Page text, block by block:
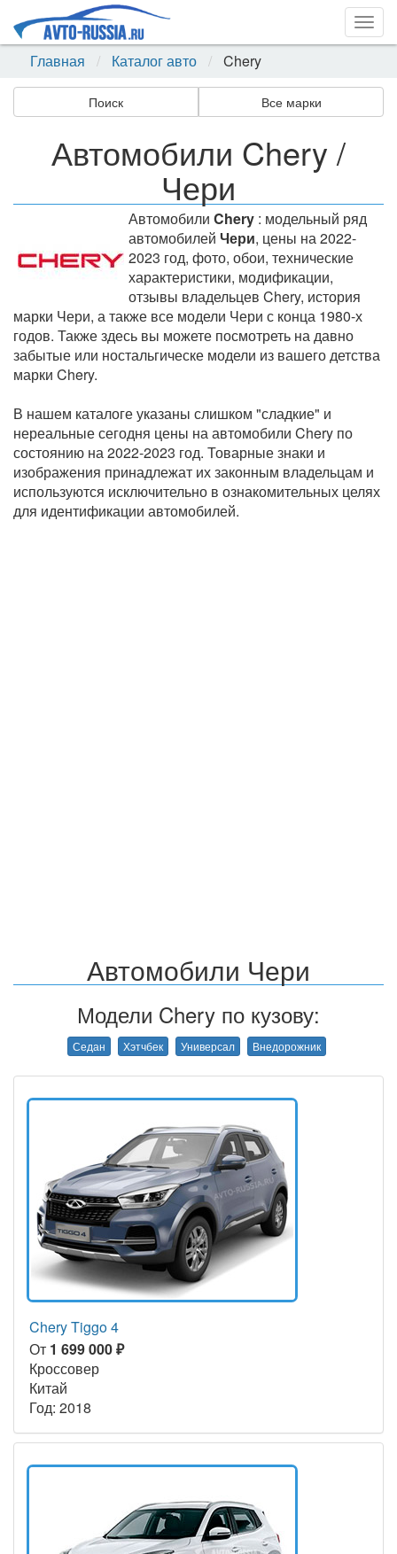
Главная
Каталог авто Chery
Поиск Все марки
Автомобили Chery /
Чери
Автомобили Chery : модельный ряд
автомобилей Чери, цены на 2022-
2023 год, фото, обои, технические
характеристики, модификации,
отзывы владельцев Chery, история
марки Чери, а также все модели Чери с конца 1980-х
годов. Также здесь вы можете посмотреть на давно
забытые или ностальгическе модели из вашего детства
марки Chery.
В нашем каталоге указаны слишком "сладкие" и
нереальные сегодня цены на автомобили Chery по
состоянию на 2022-2023 год. Товарные знаки и
изображения принадлежат их законным владельцам и
используются исключительно в ознакомительных целях
для идентификации автомобилей.
Автомобили Чери
Модели Chery по кузову:
Седан Хэтчбек Универсал Внедорожник
Chery Tiggo 4
От 1 699 000 ₽
Кроссовер
Китай
Год: 2018